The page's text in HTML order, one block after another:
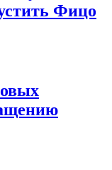
Фицо